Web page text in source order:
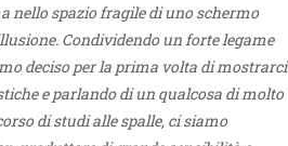
nello spazio fragile di uno schermo
Condividendo un forte legame
deciso per la prima volta di mostrarci
e parlando di un qualcosa di molto
di studi alle spalle, ci siamo